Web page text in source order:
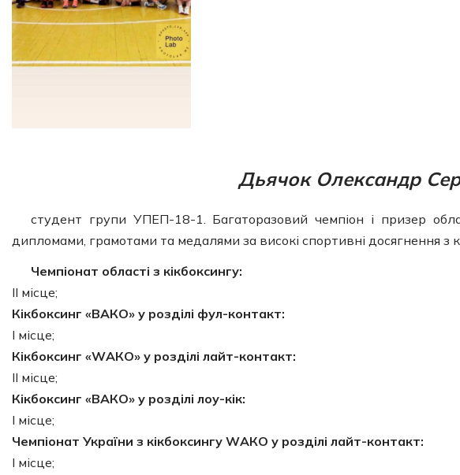
Дьячок Олександр
студент групи УПЕП-18-1. Багаторазовий чемпіон і призер
дипломами, грамотами та медалями за високі спортивні досягнення з
Чемпіонат області з кікбоксингу:
ІІ місце;
Кікбоксинг «ВАКО» у розділі фул-контакт:
І місце;
Кікбоксинг «WАКО» у розділі лайт-контакт:
ІІ місце;
Кікбоксинг «ВАКО» у розділі лоу-кік:
І місце;
Чемпіонат України з кікбоксингу WАКО у розділі лайт-контакт:
І місце;